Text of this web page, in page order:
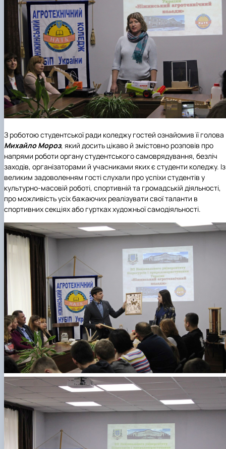
З роботою студентської ради коледжу гостей ознайомив її голова
Михайло Мороз, який досить цікаво й змістовно розповів про
напрями роботи органу студентського самоврядування, безліч
заходів, організаторами й учасниками яких є студенти коледжу. Із
великим задоволенням гості слухали про успіхи студентів у
культурно-масовій роботі, спортивній та громадській діяльності,
про можливість усіх бажаючих реалізувати свої таланти в
спортивних секціях або гуртках художньої самодіяльності.